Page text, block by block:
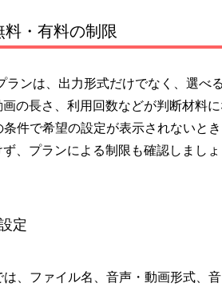
・有料の制限
ランは、出力形式だけでなく、選べ
の長さ、利用回数などが判断材料
条件で希望の設定が表示されないとき
、プランによる制限も確認しましょ
定
、ファイル名、音声・動画形式、音